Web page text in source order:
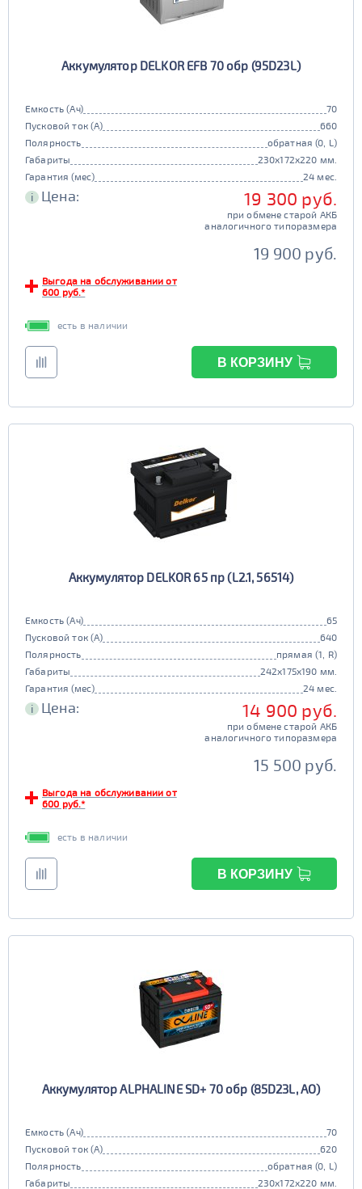
Аккумулятор DELKOR EFB 70 обр (95D23L)
Емкость (Ач)
70
Пусковой ток (А)
660
Полярность
обратная (0, L)
Габариты
230x172x220 мм.
Гарантия (мес)
24 мес.
i Цена: 19 300 руб.
при обмене старой АКБ
аналогичного типоразмера
19 900 руб.
Выгода на обслуживании от
600 руб.*
есть в наличии
В КОРЗИНУ
Аккумулятор DELKOR 65 пр (L2.1, 56514)
Емкость (Ач)
65
Пусковой ток (А)
640
Полярность
прямая (1, R)
Габариты
242x175x190 мм.
Гарантия (мес)
24 мес.
i Цена: 14 900 руб.
при обмене старой АКБ
аналогичного типоразмера
15 500 руб.
Выгода на обслуживании от
600 руб.*
есть в наличии
В КОРЗИНУ
Аккумулятор ALPHALINE SD+ 70 обр (85D23L, AO)
Емкость (Ач)
70
Пусковой ток (А)
620
Полярность
обратная (0, L)
Габариты
230x172x220 мм.